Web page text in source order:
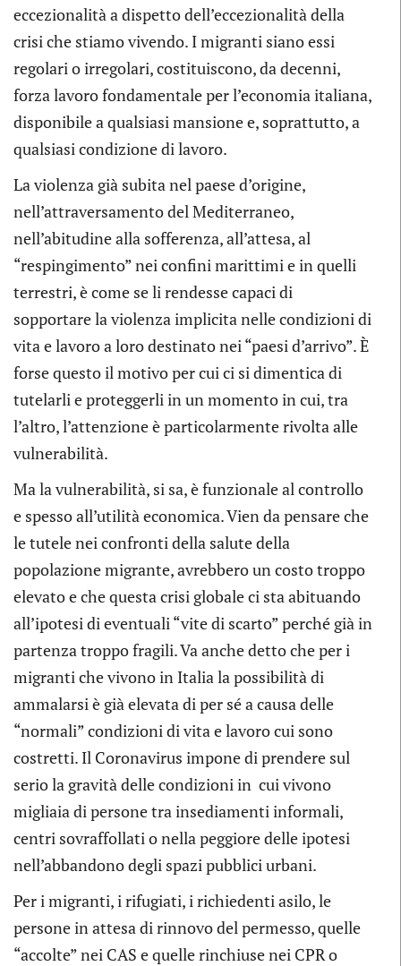
eccezionalità a dispetto dell’eccezionalità della
crisi che stiamo vivendo. I migranti siano essi
regolari o irregolari, costituiscono, da decenni,
forza lavoro fondamentale per l’economia italiana,
disponibile a qualsiasi mansione e, soprattutto, a
qualsiasi condizione di lavoro.
La violenza già subita nel paese d’origine,
nell’attraversamento del Mediterraneo,
nell’abitudine alla sofferenza, all’attesa, al
“respingimento” nei confini marittimi e in quelli
terrestri, è come se li rendesse capaci di
sopportare la violenza implicita nelle condizioni di
vita e lavoro a loro destinato nei “paesi d’arrivo”. È
forse questo il motivo per cui ci si dimentica di
tutelarli e proteggerli in un momento in cui, tra
l’altro, l’attenzione è particolarmente rivolta alle
vulnerabilità.
Ma la vulnerabilità, si sa, è funzionale al controllo
e spesso all’utilità economica. Vien da pensare che
le tutele nei confronti della salute della
popolazione migrante, avrebbero un costo troppo
elevato e che questa crisi globale ci sta abituando
all’ipotesi di eventuali “vite di scarto” perché già in
partenza troppo fragili. Va anche detto che per i
migranti che vivono in Italia la possibilità di
ammalarsi è già elevata di per sé a causa delle
“normali” condizioni di vita e lavoro cui sono
costretti. Il Coronavirus impone di prendere sul
serio la gravità delle condizioni in cui vivono
migliaia di persone tra insediamenti informali,
centri sovraffollati o nella peggiore delle ipotesi
nell’abbandono degli spazi pubblici urbani.
Per i migranti, i rifugiati, i richiedenti asilo, le
persone in attesa di rinnovo del permesso, quelle
“accolte” nei CAS e quelle rinchiuse nei CPR o